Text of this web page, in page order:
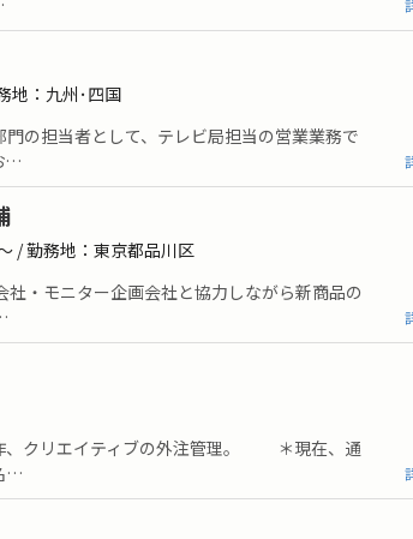
地：九州･四国
の担当者として、テレビ局担当の営業業務で
…
/ 勤務地：東京都品川区
・モニター企画会社と協力しながら新商品の
、クリエイティブの外注管理。 ＊現在、通
…